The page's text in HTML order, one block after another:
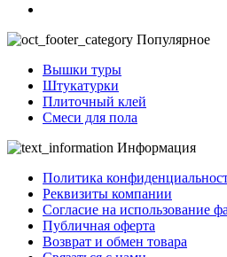
Популярное
Вышки туры
Штукатурки
Плиточный клей
Смеси для пола
Информация
Политика
Реквизиты компании
Согласие на использование
Публичная оферта
Возврат и обмен товара